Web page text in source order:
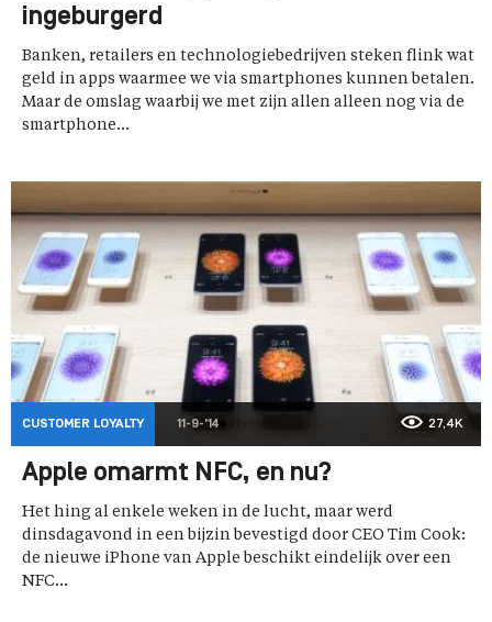
ingeburgerd
Banken, retailers en technologiebedrijven steken flink wat
geld in apps waarmee we via smartphones kunnen betalen.
Maar de omslag waarbij we met zijn allen alleen nog via de
smartphone...
CUSTOMER LOYALTY 11-9-'14 27,4K
Apple omarmt NFC, en nu?
Het hing al enkele weken in de lucht, maar werd
dinsdagavond in een bijzin bevestigd door CEO Tim Cook:
de nieuwe iPhone van Apple beschikt eindelijk over een
NFC...